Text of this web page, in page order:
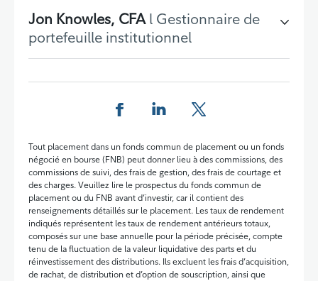
Jon Knowles, CFA l Gestionnaire de
portefeuille institutionnel
Tout placement dans un fonds commun de placement ou un fonds
négocié en bourse (FNB) peut donner lieu à des commissions, des
commissions de suivi, des frais de gestion, des frais de courtage et
des charges. Veuillez lire le prospectus du fonds commun de
placement ou du FNB avant d’investir, car il contient des
renseignements détaillés sur le placement. Les taux de rendement
indiqués représentent les taux de rendement antérieurs totaux,
composés sur une base annuelle pour la période précisée, compte
tenu de la fluctuation de la valeur liquidative des parts et du
réinvestissement des distributions. Ils excluent les frais d’acquisition,
de rachat, de distribution et d’option de souscription, ainsi que